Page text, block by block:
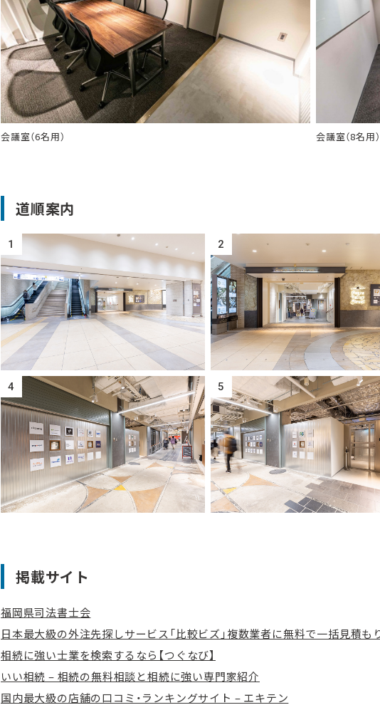
会議室（6名用） 会議室（8名用）
道順案内
1 2
4 5
掲載サイト
福岡県司法書士会
日本最大級の外注先探しサービス「比較ビズ」複数業者に無料で一括見積も
相続に強い士業を検索するなら【つぐなび】
いい相続 – 相続の無料相談と相続に強い専門家紹介
国内最大級の店舗の口コミ・ランキングサイト – エキテン